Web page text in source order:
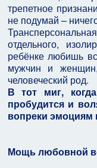
трепетное
не подумай –
отдельного,
ребёнке любишь
мужчин и
человеческий род.
В тот миг,
пробудится и
вопреки эмоциям
Мощь любовной